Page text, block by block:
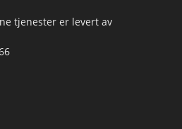
tjenester er levert av